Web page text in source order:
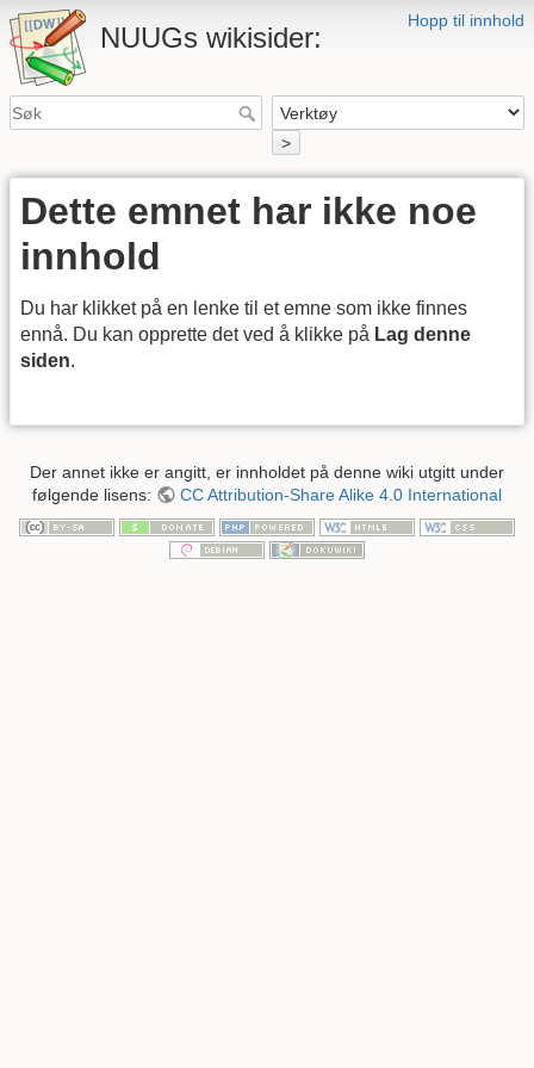
Hopp til innhold
NUUGs wikisider:
>
Dette emnet har ikke noe
innhold
Du har klikket på en lenke til et emne som ikke finnes
ennå. Du kan opprette det ved å klikke på Lag denne
siden.
Der annet ikke er angitt, er innholdet på denne wiki utgitt under
følgende lisens:
CC Attribution-Share Alike 4.0 International